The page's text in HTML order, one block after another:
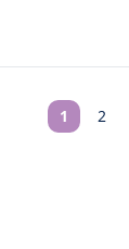
Pagina
1 2